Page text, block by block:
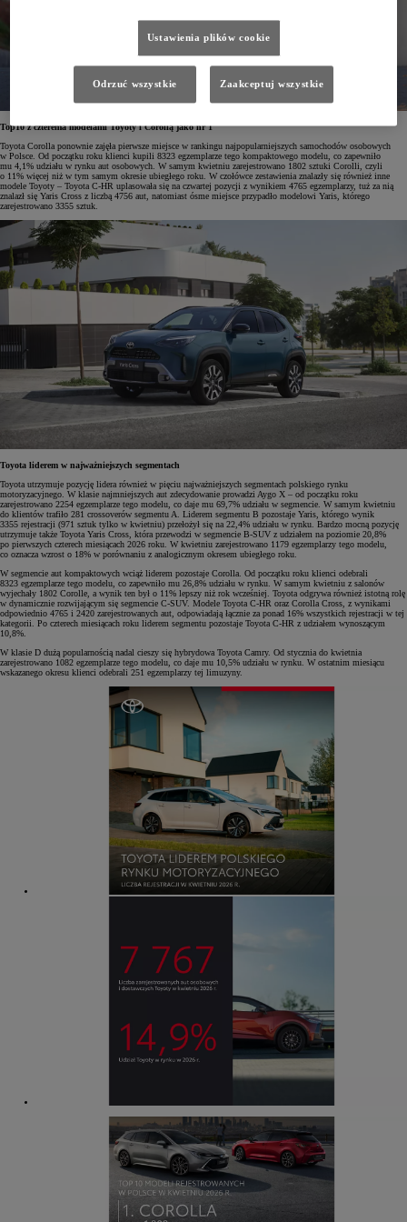
Top10 z czterema modelami Toyoty i Corollą jako nr 1
Toyota Corolla ponownie zajęła pierwsze miejsce w rankingu najpopularniejszych samochodów osobowych
w Polsce. Od początku roku klienci kupili 8323 egzemplarze tego kompaktowego modelu, co zapewniło
mu 4,1% udziału w rynku aut osobowych. W samym kwietniu zarejestrowano 1802 sztuki Corolli, czyli
o 11% więcej niż w tym samym okresie ubiegłego roku. W czołówce zestawienia znalazły się również inne
modele Toyoty – Toyota C-HR uplasowała się na czwartej pozycji z wynikiem 4765 egzemplarzy, tuż za nią
znalazł się Yaris Cross z liczbą 4756 aut, natomiast ósme miejsce przypadło modelowi Yaris, którego
zarejestrowano 3355 sztuk.
Toyota liderem w najważniejszych segmentach
Toyota utrzymuje pozycję lidera również w pięciu najważniejszych segmentach polskiego rynku
motoryzacyjnego. W klasie najmniejszych aut zdecydowanie prowadzi Aygo X – od początku roku
zarejestrowano 2254 egzemplarze tego modelu, co daje mu 69,7% udziału w segmencie. W samym kwietniu
do klientów trafiło 281 crossoverów segmentu A. Liderem segmentu B pozostaje Yaris, którego wynik
3355 rejestracji (971 sztuk tylko w kwietniu) przełożył się na 22,4% udziału w rynku. Bardzo mocną pozycję
utrzymuje także Toyota Yaris Cross, która przewodzi w segmencie B-SUV z udziałem na poziomie 20,8%
po pierwszych czterech miesiącach 2026 roku. W kwietniu zarejestrowano 1179 egzemplarzy tego modelu,
co oznacza wzrost o 18% w porównaniu z analogicznym okresem ubiegłego roku.
W segmencie aut kompaktowych wciąż liderem pozostaje Corolla. Od początku roku klienci odebrali
8323 egzemplarze tego modelu, co zapewniło mu 26,8% udziału w rynku. W samym kwietniu z salonów
wyjechały 1802 Corolle, a wynik ten był o 11% lepszy niż rok wcześniej. Toyota odgrywa również istotną rolę
w dynamicznie rozwijającym się segmencie C-SUV. Modele Toyota C-HR oraz Corolla Cross, z wynikami
odpowiednio 4765 i 2420 zarejestrowanych aut, odpowiadają łącznie za ponad 16% wszystkich rejestracji w tej
kategorii. Po czterech miesiącach roku liderem segmentu pozostaje Toyota C-HR z udziałem wynoszącym
10,8%.
W klasie D dużą popularnością nadal cieszy się hybrydowa Toyota Camry. Od stycznia do kwietnia
zarejestrowano 1082 egzemplarze tego modelu, co daje mu 10,5% udziału w rynku. W ostatnim miesiącu
wskazanego okresu klienci odebrali 251 egzemplarzy tej limuzyny.
Ustawienia plików cookie
Odrzuć wszystkie Zaakceptuj wszystkie